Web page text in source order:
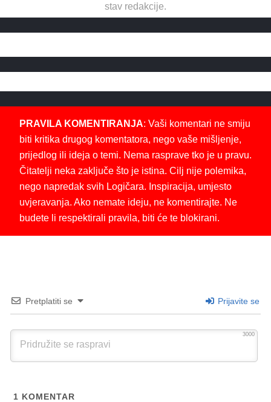
stav redakcije.
PRAVILA KOMENTIRANJA: Vaši komentari ne smiju
biti kritika drugog komentatora, nego vaše mišljenje,
prijedlog ili ideja o temi. Nema rasprave tko je u pravu.
Čitatelji neka zaključe što je istina. Cilj nije polemika,
nego napredak svih Logičara. Inspiracija, umjesto
uvjeravanja. Ako nemate ideju, ne komentirajte. Ne
budete li respektirali pravila, biti će te blokirani.
Pretplatiti se Prijavite se
3000
1 KOMENTAR